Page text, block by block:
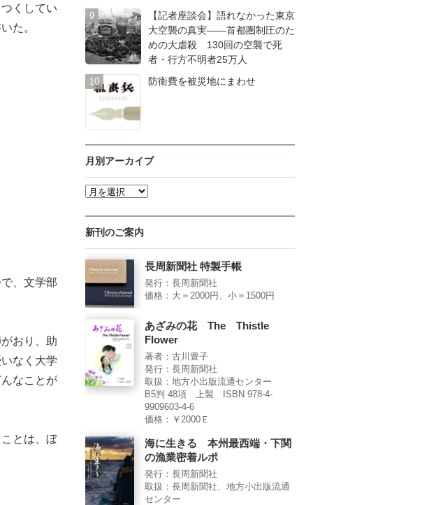
くしてい
た。
、文学部
おり、助
なく大学
なことが
とは、ぼ
【記者座談会】語れなかった東京
大空襲の真実――首都圏制圧のた
めの大虐殺 130回の空襲で死
者・行方不明者25万人
防衛費を被災地にまわせ
月別アーカイブ
新刊のご案内
長周新聞社 特製手帳
発行：長周新聞社
価格：大＝2000円、小＝1500円
あざみの花 The Thistle
Flower
著者：古川豊子
発行：長周新聞社
取扱：地方小出版流通センター
B5判 48項 上製 ISBN 978-4-
9909603-4-6
価格：￥2000Ｅ
海に生きる 本州最西端・下関
の漁業密着ルポ
発行：長周新聞社
取扱：長周新聞社、地方小出版流通
センター